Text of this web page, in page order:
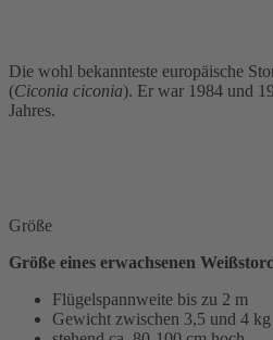
Die wohl bekannteste europäische
(Ciconia ciconia). Er war 1984 und
Jahres.
Größe
Größe eines erwachsenen
Flügelspannweite bis zu 2 m
Gewicht zwischen 3,5 und 4 kg